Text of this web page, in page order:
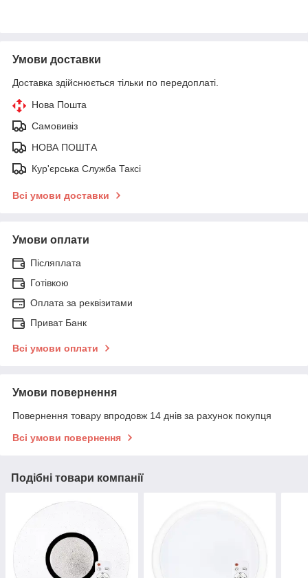
Умови доставки
Доставка здійснюється тільки по передоплаті.
Нова Пошта
Самовивіз
НОВА ПОШТА
Кур'єрська Служба Таксі
Всі умови доставки
Умови оплати
Післяплата
Готівкою
Оплата за реквізитами
Приват Банк
Всі умови оплати
Умови повернення
Повернення товару впродовж 14 днів за рахунок покупця
Всі умови повернення
Подібні товари компанії